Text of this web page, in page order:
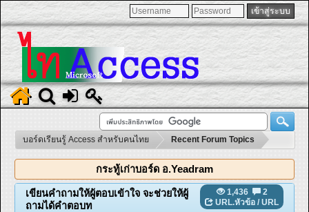
บอร์ดเรียนรู้ Access สำหรับคนไทย Recent Forum Topics
กระทู้เก่าบอร์ด อ.Yeadram
1,436
2
URL.หัวข้อ / URL
เขียนคำถามให้ผู้ตอบเข้าใจ จะช่วยให้ผู้
ถามได้คำตอบท